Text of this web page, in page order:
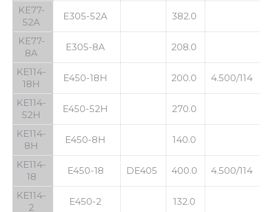
KE77-
52A
E305-52A 382.0
KE77-
8A
E305-8A 208.0
KE114-
18H
E450-18H 200.0 4.500/114
KE114-
52H
E450-52H 270.0
KE114-
8H
E450-8H 140.0
KE114-
18
E450-18 DE405 400.0 4.500/114
KE114-
2
E450-2 132.0